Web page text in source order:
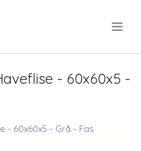
- 60x60x5 -
- 60x60x5 - Grå - Fas